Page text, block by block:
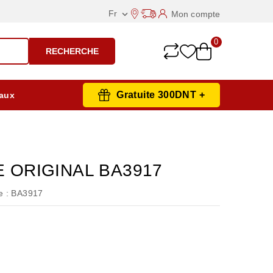
Fr  Mon compte
RECHERCHE
0
Gratuite 300DNT +
ORIGINAL BA3917
: BA3917